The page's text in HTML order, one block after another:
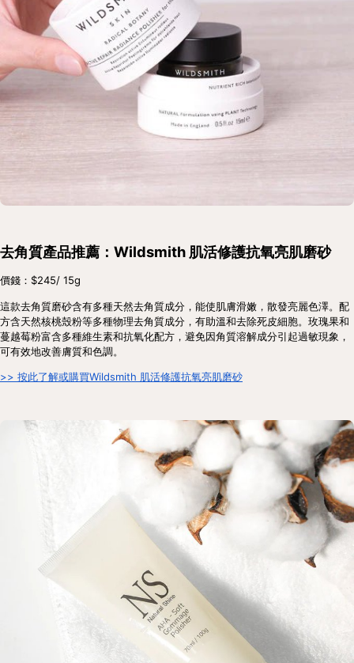
去角質產品推薦：Wildsmith 肌活修護抗氧亮肌磨砂
價錢：$245/ 15g
這款去角質磨砂含有多種天然去角質成分，能使肌膚滑嫩，散發亮麗色澤。配
方含天然核桃殼粉等多種物理去角質成分，有助溫和去除死皮細胞。玫瑰果和
蔓越莓粉富含多種維生素和抗氧化配方，避免因角質溶解成分引起過敏現象，
可有效地改善膚質和色調。
>> 按此了解或購買Wildsmith 肌活修護抗氧亮肌磨砂